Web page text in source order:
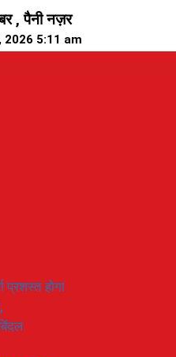
, पैनी नज़र
2026 5:11 am
प्रशस्त होगा